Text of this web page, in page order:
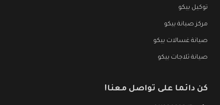
توكيل بيكو
مركز صيانة بيكو
صيانة غسالات بيكو
صيانة ثلاجات بيكو
كن دائما على تواصل معنا!